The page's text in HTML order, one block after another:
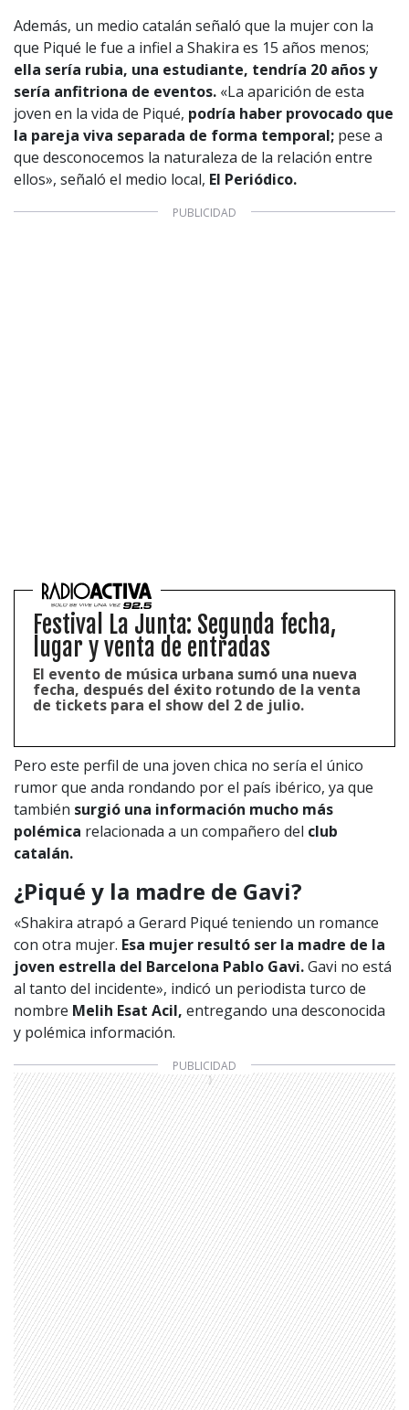
Además, un medio catalán señaló que la mujer con la
que Piqué le fue a infiel a Shakira es 15 años menos;
ella sería rubia, una estudiante, tendría 20 años y
sería anfitriona de eventos. «La aparición de esta
joven en la vida de Piqué, podría haber provocado que
la pareja viva separada de forma temporal; pese a
que desconocemos la naturaleza de la relación entre
ellos», señaló el medio local, El Periódico.
Festival La Junta: Segunda fecha,
lugar y venta de entradas
El evento de música urbana sumó una nueva
fecha, después del éxito rotundo de la venta
de tickets para el show del 2 de julio.
Pero este perfil de una joven chica no sería el único
rumor que anda rondando por el país ibérico, ya que
también surgió una información mucho más
polémica relacionada a un compañero del club
catalán.
¿Piqué y la madre de Gavi?
«Shakira atrapó a Gerard Piqué teniendo un romance
con otra mujer. Esa mujer resultó ser la madre de la
joven estrella del Barcelona Pablo Gavi.Gavi no está
al tanto del incidente», indicó un periodista turco de
nombre Melih Esat Acil, entregando una desconocida
y polémica información.